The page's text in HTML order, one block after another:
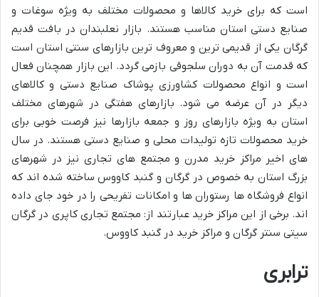
است که برای خرید کالاها و محصولات مختلف به ویژه سوغات و
صنایع دستی استان مناسب هستند. بازار نعلبندان در بافت قدیم
گرگان یکی از قدیمی ترین و معروف ترین بازارهای سنتی استان است
که قدمت آن به دوران سلجوقی بازمی گردد. این بازار همچنان فعال
است و انواع محصولات کشاورزی پوشاک صنایع دستی و کالاهای
دیگر در آن عرضه می شود. بازارهای هفتگی در شهرهای مختلف
استان به ویژه بازارهای روز و جمعه بازارها نیز فرصت خوبی برای
خرید محصولات تازه تولیدات محلی و صنایع دستی هستند. در سال
های اخیر مراکز خرید مدرن و مجتمع های تجاری نیز در شهرهای
بزرگ استان به خصوص در گرگان و گنبد کاووس ساخته شده اند که
انواع فروشگاه ها رستوران ها و امکانات تفریحی را در خود جای داده
اند. برخی از این مراکز خرید عبارتند از: مجتمع تجاری کاپری در گرگان
سیتی سنتر گرگان و مراکز خرید در گنبد کاووس.
ترابری